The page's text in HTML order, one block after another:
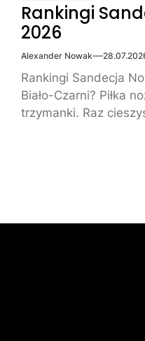
Rankingi
2026
Alexander Nowak
Rankingi Sandecja
Biało-Czarni? Piłka
trzymanki. Raz